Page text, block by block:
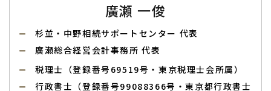
廣瀬 一俊
杉並・中野相続サポートセンター 代表
廣瀬総合経営会計事務所 代表
税理士（登録番号69519号・東京税理士会所属）
行政書士（登録番号99088366号・東京都行政書士